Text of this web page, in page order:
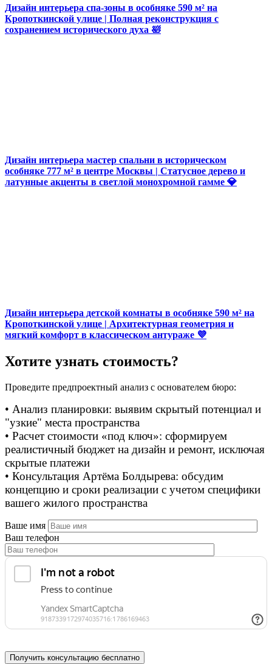
Дизайн интерьера спа-зоны в особняке 590 м² на
Кропоткинской улице | Полная реконструкция с
сохранением исторического духа 🛀
Дизайн интерьера мастер спальни в историческом
особняке 777 м² в центре Москвы | Статусное дерево и
латунные акценты в светлой монохромной гамме 💎
Дизайн интерьера детской комнаты в особняке 590 м² на
Кропоткинской улице | Архитектурная геометрия и
мягкий комфорт в классическом антураже 💜
Хотите узнать стоимость?
Проведите предпроектный анализ с основателем бюро:
• Анализ планировки: выявим скрытый потенциал и
"узкие" места пространства
• Расчет стоимости «под ключ»: сформируем
реалистичный бюджет на дизайн и ремонт, исключая
скрытые платежи
• Консультация Артёма Болдырева: обсудим
концепцию и сроки реализации с учетом специфики
вашего жилого пространства
Ваше имя
Ваш телефон